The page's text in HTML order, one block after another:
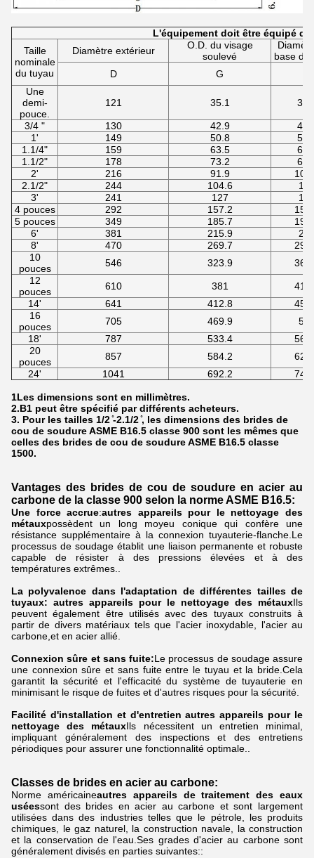
L'équipement doit être équipé
Taille
nominale
du tuyau
Diamètre extérieur
O.D. du visage
soulevé
base du
D
G
Une
demi-
pouce.
121 35.1
3/4 " 130 42.9
1'
149 50.8
1.1/4"
159 63.5
1.1/2"
178 73.2
2'
216 91.9
2.1/2"
244 104.6
3'
241 127
4 pouces
292 157.2
5 pouces
349 185.7
6'
381 215.9
8'
470 269.7
10
pouces
546 323.9
12
pouces
610 381
14'
641 412.8
16
pouces
705 469.9
18'
787 533.4
20
pouces
857 584.2
24'
1041 692.2
1Les dimensions sont en millimètres.
2.B1 peut être spécifié par différents acheteurs.
3. Pour les tailles 1/2 ̊-2.1/2 ̊, les dimensions des brides de
cou de soudure ASME B16.5 classe 900 sont les mêmes que
celles des brides de cou de soudure ASME B16.5 classe
1500.
Vantages des brides de cou de soudure en acier au
carbone de la classe 900 selon la norme ASME B16.5:
Une force accrue:autres appareils pour le nettoyage des
métauxpossèdent un long moyeu conique qui confère une
résistance supplémentaire à la connexion tuyauterie-flanche.Le
processus de soudage établit une liaison permanente et robuste
capable de résister à des pressions élevées et à des
températures extrêmes..
La polyvalence dans l'adaptation de différentes tailles de
tuyaux: autres appareils pour le nettoyage des métauxIls
peuvent également être utilisés avec des tuyaux construits à
partir de divers matériaux tels que l'acier inoxydable, l'acier au
carbone,et en acier allié.
Connexion sûre et sans fuite:Le processus de soudage assure
une connexion sûre et sans fuite entre le tuyau et la bride.Cela
garantit la sécurité et l'efficacité du système de tuyauterie en
minimisant le risque de fuites et d'autres risques pour la sécurité.
Facilité d'installation et d'entretien autres appareils pour le
nettoyage des métauxIls nécessitent un entretien minimal,
impliquant généralement des inspections et des entretiens
périodiques pour assurer une fonctionnalité optimale..
Classes de brides en acier au carbone:
Norme américaineautres appareils de traitement des eaux
uséessont des brides en acier au carbone et sont largement
utilisées dans des industries telles que le pétrole, les produits
chimiques, le gaz naturel, la construction navale, la construction
et la conservation de l'eau.Ses grades d'acier au carbone sont
généralement divisés en parties suivantes::